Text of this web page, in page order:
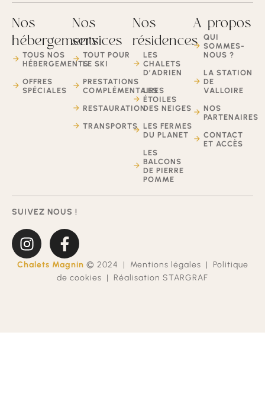
Nos
hébergements
TOUS NOS
HÉBERGEMENTS
OFFRES
SPÉCIALES
Nos
services
TOUT POUR
LE SKI
PRESTATIONS
COMPLÉMENTAIRES
RESTAURATION
TRANSPORTS
Nos
résidences
LES
CHALETS
D’ADRIEN
LES
ÉTOILES
DES NEIGES
LES FERMES
DU PLANET
LES
BALCONS
DE PIERRE
POMME
A propos
QUI
SOMMES-
NOUS ?
LA STATION
DE
VALLOIRE
NOS
PARTENAIRES
CONTACT
ET ACCÈS
Chalets Magnin © 2024 | Mentions légales | Politique
de cookies | Réalisation STARGRAF
SUIVEZ NOUS !